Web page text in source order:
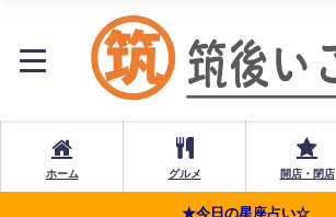
ホーム グルメ 開店・閉店
★今日の星座占い☆